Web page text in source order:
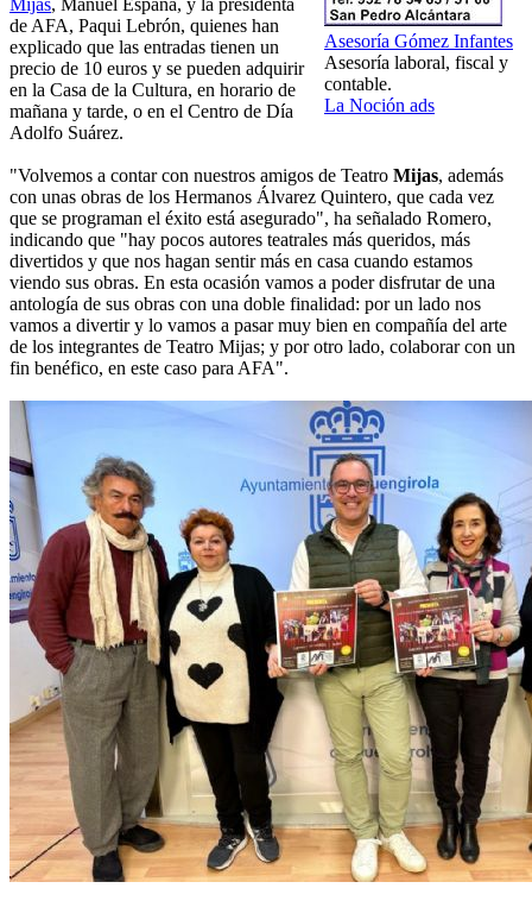
Asesoría Gómez Infantes
Asesoría laboral, fiscal y
contable.
La Noción ads
Mijas, Manuel España, y la presidenta
de AFA, Paqui Lebrón, quienes han
explicado que las entradas tienen un
precio de 10 euros y se pueden adquirir
en la Casa de la Cultura, en horario de
mañana y tarde, o en el Centro de Día
Adolfo Suárez.
"Volvemos a contar con nuestros amigos de Teatro Mijas, además
con unas obras de los Hermanos Álvarez Quintero, que cada vez
que se programan el éxito está asegurado", ha señalado Romero,
indicando que "hay pocos autores teatrales más queridos, más
divertidos y que nos hagan sentir más en casa cuando estamos
viendo sus obras. En esta ocasión vamos a poder disfrutar de una
antología de sus obras con una doble finalidad: por un lado nos
vamos a divertir y lo vamos a pasar muy bien en compañía del arte
de los integrantes de Teatro Mijas; y por otro lado, colaborar con un
fin benéfico, en este caso para AFA".